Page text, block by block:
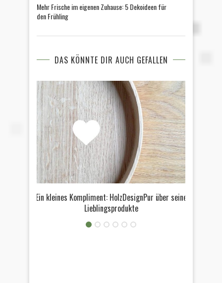
Mehr Frische im eigenen Zuhause: 5 Dekoideen für
den Frühling
DAS KÖNNTE DIR AUCH GEFALLEN
Ein kleines Kompliment: HolzDesignPur über seine
Lieblingsprodukte